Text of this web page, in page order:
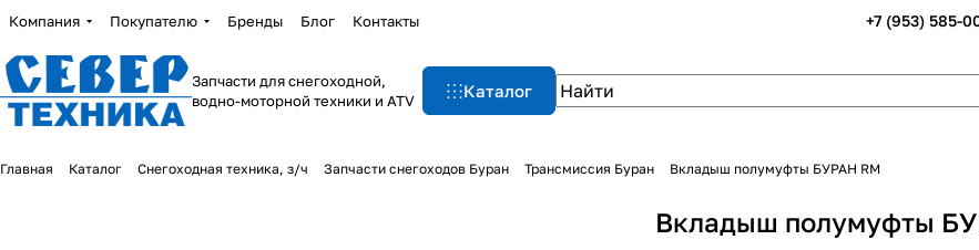
Компания Покупателю Бренды Блог Контакты +7 (953) 585-
Запчасти для снегоходной,
водно-моторной техники и ATV
Каталог
Главная Каталог Снегоходная техника, з/ч Запчасти снегоходов Буран Трансмиссия Буран Вкладыш полумуфты БУРАН RM
Вкладыш полумуфты